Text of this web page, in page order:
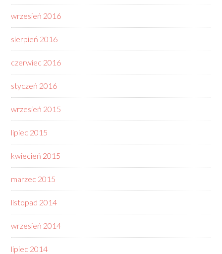
wrzesień 2016
sierpień 2016
czerwiec 2016
styczeń 2016
wrzesień 2015
lipiec 2015
kwiecień 2015
marzec 2015
listopad 2014
wrzesień 2014
lipiec 2014